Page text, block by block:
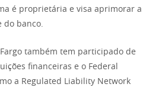
é proprietária e visa aprimorar a
do banco.
também tem participado de
financeiras e o Federal
a Regulated Liability Network